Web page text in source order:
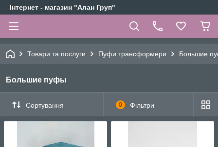
Інтернет - магазин "Алан Груп"
Товари та послуги Пуфи трансформери Большие
Большие пуфы
Сортування 0 Фільтри